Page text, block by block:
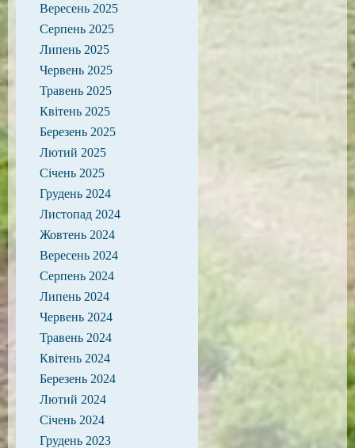
Вересень 2025
Серпень 2025
Липень 2025
Червень 2025
Травень 2025
Квітень 2025
Березень 2025
Лютий 2025
Січень 2025
Грудень 2024
Листопад 2024
Жовтень 2024
Вересень 2024
Серпень 2024
Липень 2024
Червень 2024
Травень 2024
Квітень 2024
Березень 2024
Лютий 2024
Січень 2024
Грудень 2023